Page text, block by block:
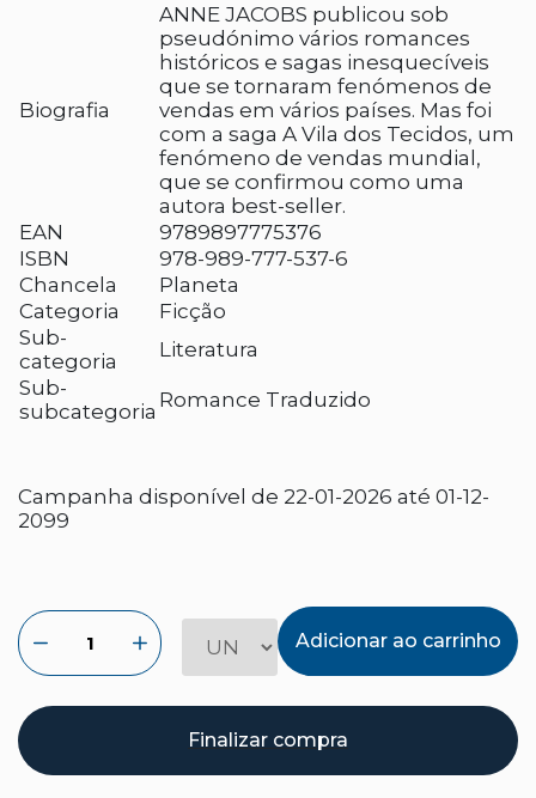
Biografia
ANNE JACOBS publicou sob
pseudónimo vários romances
históricos e sagas inesquecíveis
que se tornaram fenómenos de
vendas em vários países. Mas foi
com a saga A Vila dos Tecidos, um
fenómeno de vendas mundial,
que se confirmou como uma
autora best-seller.
EAN
9789897775376
ISBN
978-989-777-537-6
Chancela
Planeta
Categoria
Ficção
Sub-
categoria
Literatura
Sub-
subcategoria Romance Traduzido
Campanha disponível de 22-01-2026 até 01-12-
2099
Adicionar ao carrinho
Finalizar compra